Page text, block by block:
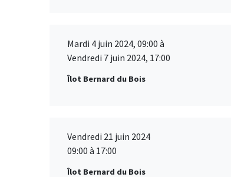
Mardi 4 juin 2024, 09:00 à
Vendredi 7 juin 2024, 17:00
Îlot Bernard du Bois
Vendredi 21 juin 2024
09:00 à 17:00
Îlot Bernard du Bois